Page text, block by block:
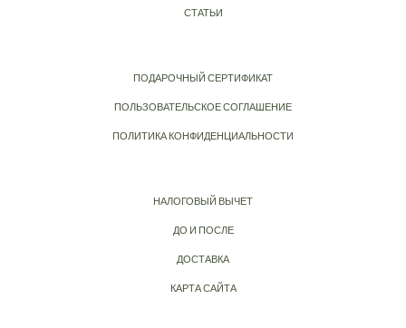
СТАТЬИ
ПОДАРОЧНЫЙ СЕРТИФИКАТ
ПОЛЬЗОВАТЕЛЬСКОЕ СОГЛАШЕНИЕ
ПОЛИТИКА КОНФИДЕНЦИАЛЬНОСТИ
НАЛОГОВЫЙ ВЫЧЕТ
ДО И ПОСЛЕ
ДОСТАВКА
КАРТА САЙТА